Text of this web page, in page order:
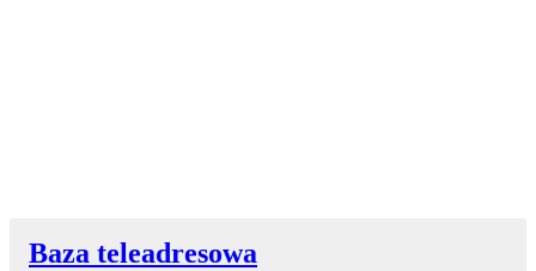
Baza teleadresowa